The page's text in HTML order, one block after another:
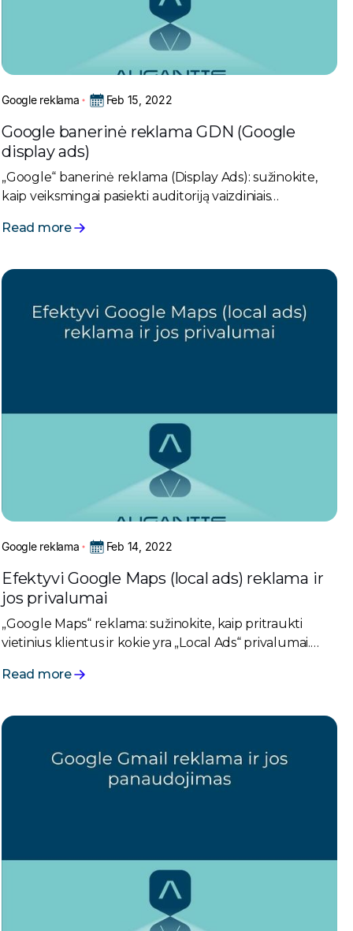
Google reklama Feb 15, 2022
Google banerinė reklama GDN (Google
display ads)
„Google“ banerinė reklama (Display Ads): sužinokite,
kaip veiksmingai pasiekti auditoriją vaizdiniais
rinkodarą.
Read more
Google reklama Feb 14, 2022
Efektyvi Google Maps (local ads) reklama ir
jos privalumai
„Google Maps“ reklama: sužinokite, kaip pritraukti
vietinius klientus ir kokie yra „Local Ads“ privalumai.
žemėlapiuose.
Read more